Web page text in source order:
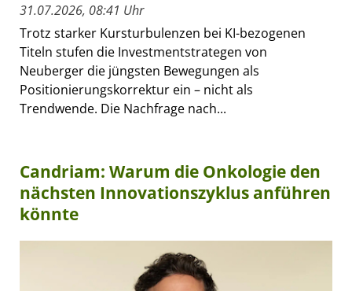
31.07.2026, 08:41 Uhr
Trotz starker Kursturbulenzen bei KI-bezogenen
Titeln stufen die Investmentstrategen von
Neuberger die jüngsten Bewegungen als
Positionierungskorrektur ein – nicht als
Trendwende. Die Nachfrage nach...
Candriam: Warum die Onkologie den
nächsten Innovationszyklus anführen
könnte